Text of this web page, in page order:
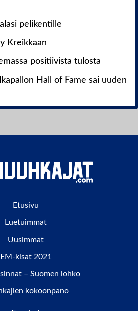
pelikentille
Kreikkaan
positiivista tulosta
Hall of Fame sai uuden
Etusivu
Luetuimmat
Uusimmat
EM-kisat 2021
– Suomen lohko
kokoonpano